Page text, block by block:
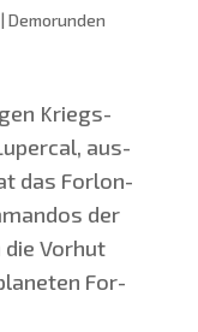
Demorunden
Kriegs­
aus­
das For­lon-
der
Vor­hut
For­